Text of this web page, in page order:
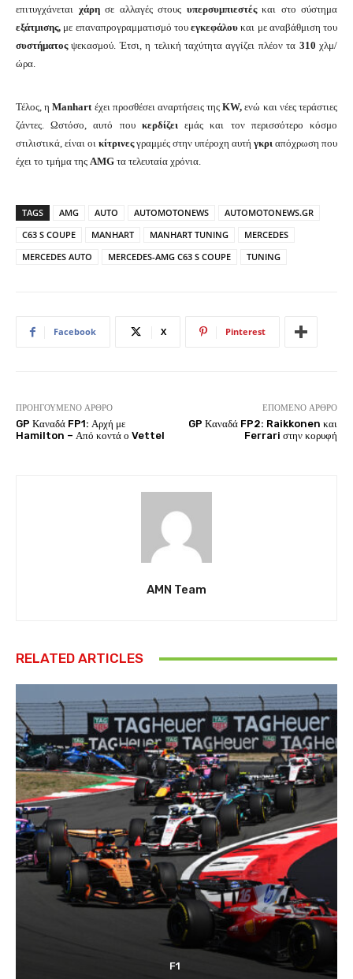
επιτυγχάνεται χάρησε αλλαγές στους υπερσυμπιεστέςκαι στο σύστημα
εξάτμισης, με επαναπρογραμματισμό του εγκεφάλου και με αναβάθμιση του
συστήματοςψεκασμού. Έτσι, η τελική ταχύτητα αγγίζει πλέον τα 310 χλμ/
ώρα.
Τέλος, ηManhartέχει προσθέσει αναρτήσεις τηςKW, ενώ και νέες τεράστιες
ζάντες. Ωστόσο, αυτό που κερδίζειεμάς και τον περισσότερο κόσμο
στιλιστικά, είναι οι κίτρινεςγραμμές στην υπέροχη αυτή γκρι απόχρωση που
έχει το τμήμα της AMG τα τελευταία χρόνια.
TAGS AMG AUTO AUTOMOTONEWS
AUTOMOTONEWS.GR
C63 S COUPE
MANHART MANHART TUNING
MERCEDES
MERCEDES AUTO
MERCEDES-AMG C63 S COUPE TUNING
Facebook X Pinterest
ΠΡΟΗΓΟΎΜΕΝΟ ΆΡΘΡΟ
GP Καναδά FP1: Αρχή με
Hamilton – Από κοντά ο Vettel
ΕΠΌΜΕΝΟ ΆΡΘΡΟ
GP Καναδά FP2: Raikkonen και
Ferrari στην κορυφή
AMN Team
RELATED ARTICLES
F1